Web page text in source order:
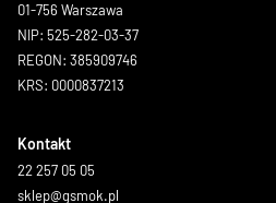
01-756 Warszawa
NIP: 525-282-03-37
REGON: 385909746
KRS: 0000837213
Kontakt
22 257 05 05
sklep@gsmok.pl